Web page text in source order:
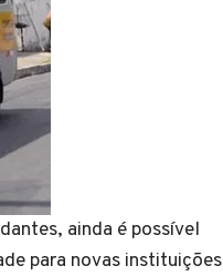
ainda é possível
para novas instituições